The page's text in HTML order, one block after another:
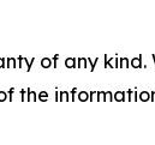
of any
the